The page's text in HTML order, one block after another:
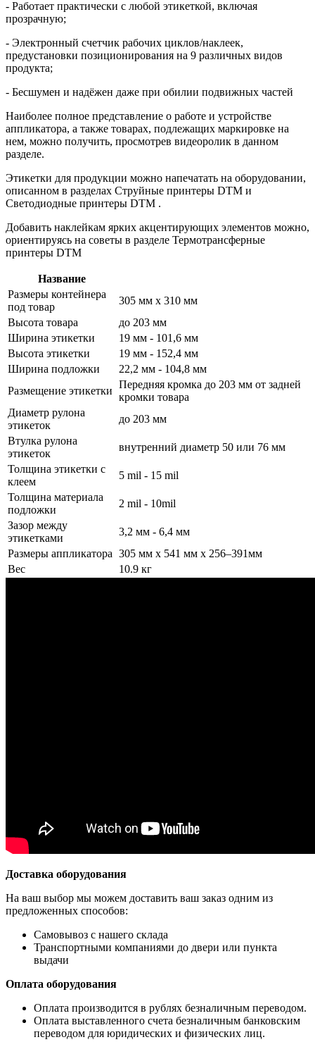
- Работает практически с любой этикеткой, включая
прозрачную;
- Электронный счетчик рабочих циклов/наклеек,
предустановки позиционирования на 9 различных видов
продукта;
- Бесшумен и надёжен даже при обилии подвижных частей
Наиболее полное представление о работе и устройстве
аппликатора, а также товарах, подлежащих маркировке на
нем, можно получить, просмотрев видеоролик в данном
разделе.
Этикетки для продукции можно напечатать на оборудовании,
описанном в разделах Струйные принтеры DTM и
Светодиодные принтеры DTM .
Добавить наклейкам ярких акцентирующих элементов можно,
ориентируясь на советы в разделе Термотрансферные
принтеры DTM
Название
Размеры контейнера
под товар
305 мм x 310 мм
Высота товара
до 203 мм
Ширина этикетки
19 мм - 101,6 мм
Высота этикетки
19 мм - 152,4 мм
Ширина подложки
22,2 мм - 104,8 мм
Размещение этикетки
Передняя кромка до 203 мм от задней
кромки товара
Диаметр рулона
этикеток
до 203 мм
Втулка рулона
этикеток
внутренний диаметр 50 или 76 мм
Толщина этикетки с
клеем
5 mil - 15 mil
Толщина материала
подложки
2 mil - 10mil
Зазор между
этикетками
3,2 мм - 6,4 мм
Размеры аппликатора 305 мм x 541 мм x 256–391мм
Вес
10.9 кг
Доставка оборудования
На ваш выбор мы можем доставить ваш заказ одним из
предложенных способов:
Самовывоз с нашего склада
Транспортными компаниями до двери или пункта
выдачи
Оплата оборудования
Оплата производится в рублях безналичным переводом.
Оплата выставленного счета безналичным банковским
переводом для юридических и физических лиц.